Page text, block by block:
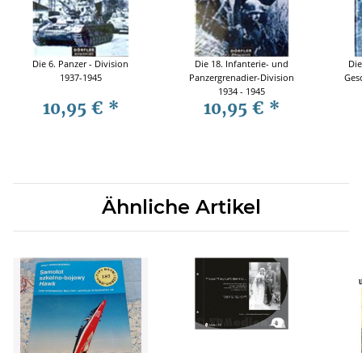
Die 6. Panzer - Division
1937-1945
10,95 € *
Die 18. Infanterie- und
Panzergrenadier-Division
1934 - 1945
10,95 € *
Ähnliche Artikel